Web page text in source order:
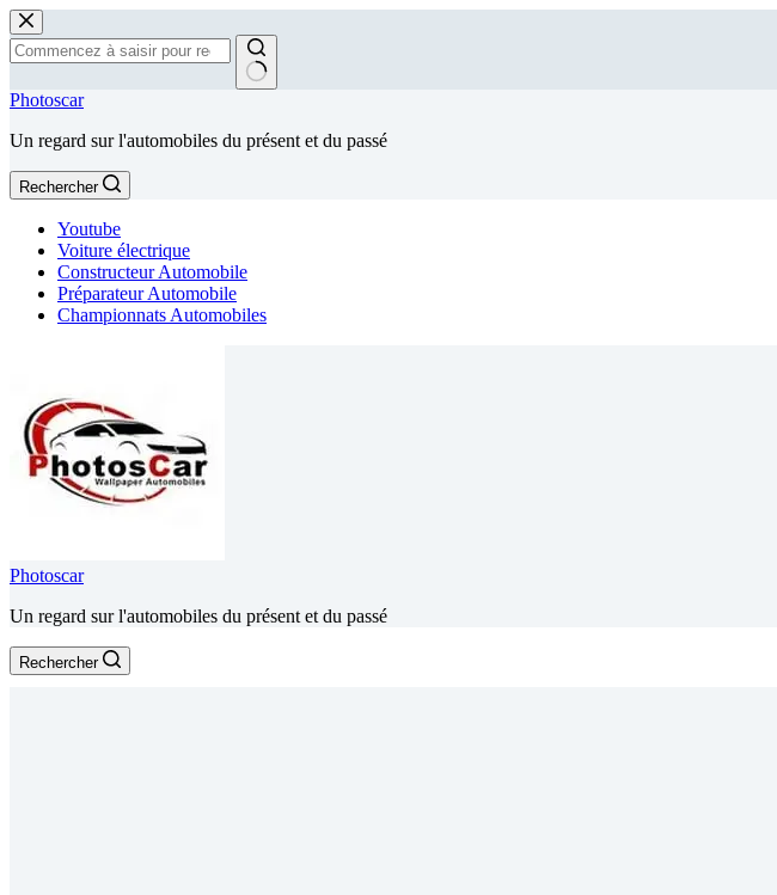
Passer
au
contenu
Aucun
Photoscar
Un regard sur l'automobiles du présent et du passé
Rechercher
Youtube
Voiture électrique
Constructeur Automobile
Préparateur Automobile
Championnats Automobiles
Photoscar
Un regard sur l'automobiles du présent et du passé
Rechercher